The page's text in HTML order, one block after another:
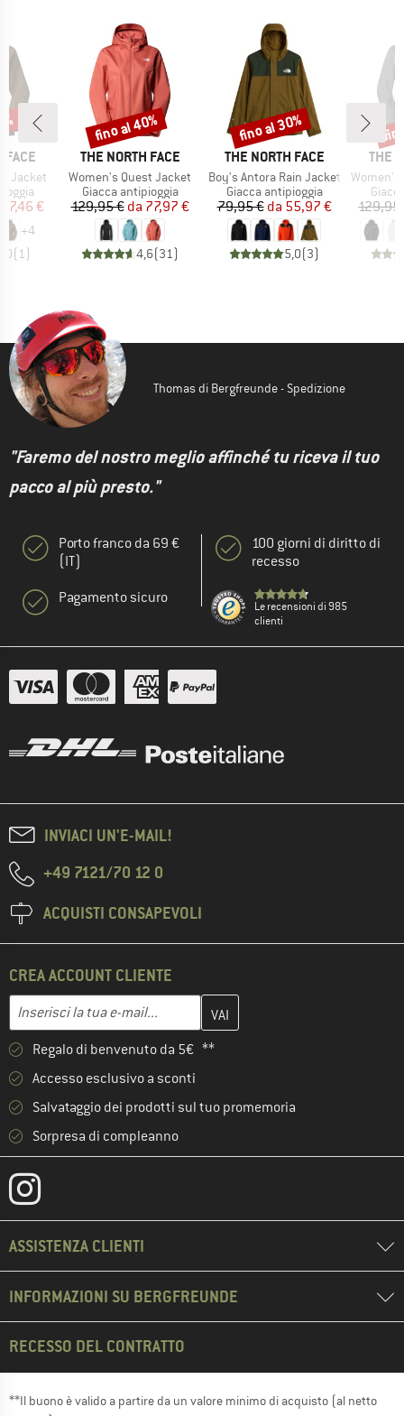
FACE
Jacket
ridotto
97,46 €
+4
(1)
MARCHIO
THE NORTH FACE
Articolo
Women's Quest Jacket
Gruppo di prodotti
Giacca antipioggia
Prezzo
129,95 € Prezzo ridotto
da 77,97 €
4,6(31)
Sconto
fino al 40%
MARCHIO
THE NORTH FACE
Articolo
Boy's Antora Rain Jacket
Gruppo di prodotti
Giacca antipioggia
Prezzo
79,95 € Prezzo ridotto
da 55,97 €
5,0(3)
Sconto
fino al 30%
THE
Articolo
Women's
129,95
Thomas di Bergfreunde - Spedizione
"Faremo del nostro meglio affinché tu riceva il tuo
pacco al più presto."
Porto franco da 69 €
(IT)
Pagamento sicuro
100 giorni di diritto di
recesso
Le recensioni di 985
clienti
INVIACI UN'E-MAIL!
+49 7121/70 12 0
ACQUISTI CONSAPEVOLI
CREA ACCOUNT CLIENTE
Indirizzo e-mail
Inserisci qui il tuo indirizzo e-mail e crea il tuo account cliente
Regalo di benvenuto da 5€ **
Accesso esclusivo a sconti
Salvataggio dei prodotti sul tuo promemoria
Sorpresa di compleanno
ASSISTENZA CLIENTI
INFORMAZIONI SU BERGFREUNDE
RECESSO DEL CONTRATTO
**Il buono è valido a partire da un valore minimo di acquisto (al netto